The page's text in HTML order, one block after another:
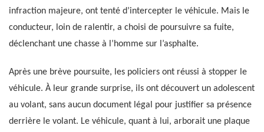
infraction majeure, ont tenté d’intercepter le véhicule. Mais le
conducteur, loin de ralentir, a choisi de poursuivre sa fuite,
déclenchant une chasse à l’homme sur l’asphalte.
Après une brève poursuite, les policiers ont réussi à stopper le
véhicule. À leur grande surprise, ils ont découvert un adolescent
au volant, sans aucun document légal pour justifier sa présence
derrière le volant. Le véhicule, quant à lui, arborait une plaque